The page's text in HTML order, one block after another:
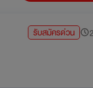
รับสมัครด่วน